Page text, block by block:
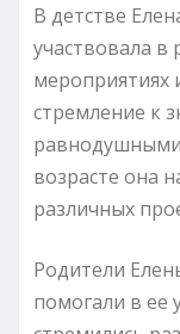
В детстве
участвовала
мероприятиях
стремление к
возрасте она
различных
Родители
помогали в ее